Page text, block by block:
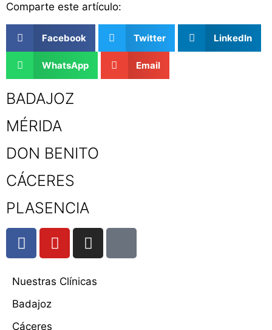
Comparte este artículo:
Facebook Twitter LinkedIn
WhatsApp Email
BADAJOZ
MÉRIDA
DON BENITO
CÁCERES
PLASENCIA
Nuestras Clínicas
Badajoz
Cáceres